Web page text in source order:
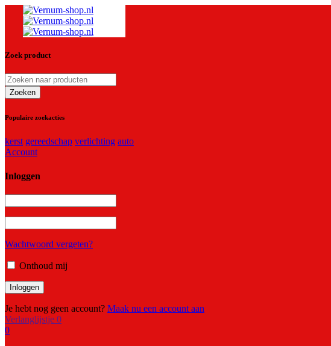
Zoek product
Populaire zoekacties
kerst gereedschap verlichting auto
Account
Inloggen
Wachtwoord vergeten?
Onthoud mij
Je hebt nog geen account? Maak nu een account aan
Verlanglijstje 0
0